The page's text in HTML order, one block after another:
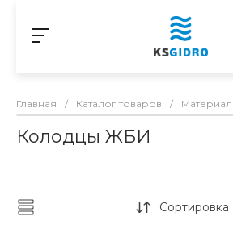
Главная / Каталог товаров /
Колодцы ЖБИ
Сортировка